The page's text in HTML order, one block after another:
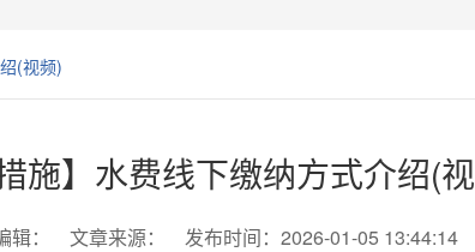
(视频)
措施】水费线下缴纳方式介绍(
辑： 文章来源： 发布时间：2026-01-05 13:44:14